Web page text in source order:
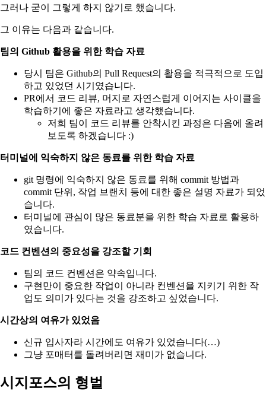
그러나 굳이 그렇게 하지 않기로 했습니다.
그 이유는 다음과 같습니다.
팀의 Github 활용을 위한 학습 자료
당시 팀은 Github의 Pull Request의 활용을 적극적으로 도입
하고 있었던 시기였습니다.
PR에서 코드 리뷰, 머지로 자연스럽게 이어지는 사이클을
학습하기에 좋은 자료라고 생각했습니다.
저희 팀이 코드 리뷰를 안착시킨 과정은 다음에 올려
보도록 하겠습니다 :)
터미널에 익숙하지 않은 동료를 위한 학습 자료
git 명령에 익숙하지 않은 동료를 위해 commit 방법과
commit 단위, 작업 브랜치 등에 대한 좋은 설명 자료가 되었
습니다.
터미널에 관심이 많은 동료분을 위한 학습 자료로 활용하
였습니다.
코드 컨벤션의 중요성을 강조할 기회
팀의 코드 컨벤션은 약속입니다.
구현만이 중요한 작업이 아니라 컨벤션을 지키기 위한 작
업도 의미가 있다는 것을 강조하고 싶었습니다.
시간상의 여유가 있었음
신규 입사자라 시간에도 여유가 있었습니다(…)
그냥 포매터를 돌려버리면 재미가 없습니다.
시지포스의 형벌